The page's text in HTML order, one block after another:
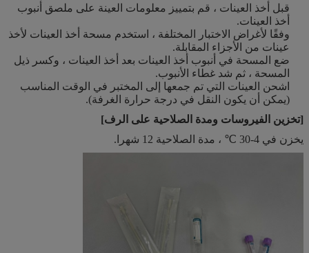
قبل أخذ العينات ، قم بتمييز معلومات العينة على ملصق أنبوب
أخذ العينات.
وفقًا لأغراض الاختبار المختلفة ، استخدم مسحة أخذ العينات لأخذ
عينات من الأجزاء المقابلة.
ضع المسحة في أنبوب أخذ العينات بعد أخذ العينات ، وكسر ذيل
المسحة ، ثم شد غطاء الأنبوب.
اشحن العينات التي تم جمعها إلى المختبر في الوقت المناسب
(يمكن أن يكون النقل في درجة حرارة الغرفة).
[تخزين الفيروسات ومدة الصلاحية على الرف]
يخزن في 4-30 ℃ ، مدة الصلاحية 12 شهرا.